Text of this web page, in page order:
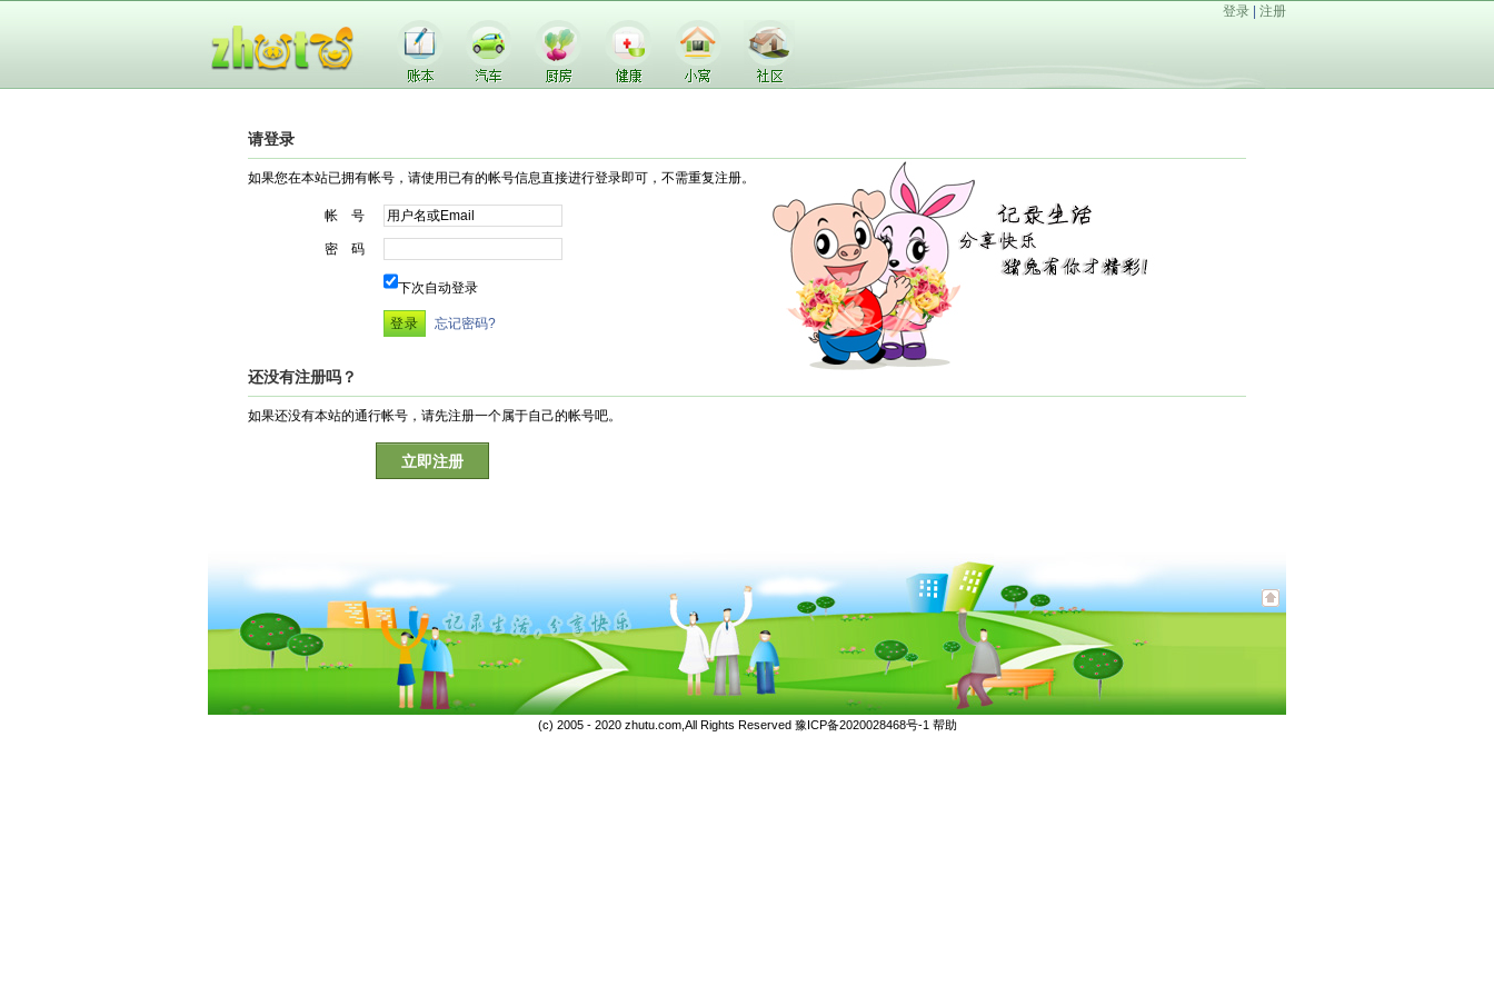
登录 注册
请登录
如果您在本站已拥有帐号，请使用已有的帐号信息直接进行登录即可，不需重复注册。
帐 号
密 码
下次自动登录
忘记密码?
还没有注册吗？
如果还没有本站的通行帐号，请先注册一个属于自己的帐号吧。
立即注册
(c) 2005 - 2020 zhutu.com,All Rights Reserved 豫ICP备2020028468号-1 帮助